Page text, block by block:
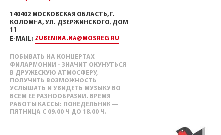
140402 МОСКОВСКАЯ ОБЛАСТЬ, Г.
КОЛОМНА, УЛ. ДЗЕРЖИНСКОГО, ДОМ
11
E-MAIL: ZUBENINA.NA@MOSREG.RU
ПОБЫВАТЬ НА КОНЦЕРТАХ
ФИЛАРМОНИИ - ЗНАЧИТ ОКУНУТЬСЯ
В ДРУЖЕСКУЮ АТМОСФЕРУ,
ПОЛУЧИТЬ ВОЗМОЖНОСТЬ
УСЛЫШАТЬ И УВИДЕТЬ МУЗЫКУ ВО
ВСЕМ ЕЕ РАЗНООБРАЗИИ. ВРЕМЯ
РАБОТЫ КАССЫ: ПОНЕДЕЛЬНИК —
ПЯТНИЦА С 09.00 Ч ДО 18.00 Ч.